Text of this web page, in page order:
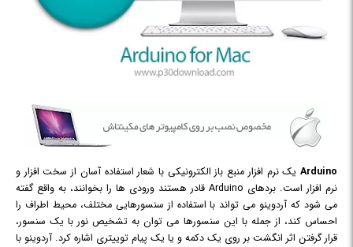
Arduino یک نرم افزار منبع باز الکترونیکی با شعار استفاده آسان از سخت افزار و
نرم افزار است. بردهای Arduino قادر هستند ورودی ها را بخوانند، به واقع گفته
می شود که آردوینو می تواند با استفاده از سنسورهایی مختلف، محیط اطراف را
احساس کند، از جمله با این سنسورها می توان به تشخیص نور با یک سنسور،
قرار گرفتن اثر انگشت بر روی یک دکمه و یا یک پیام توییتری اشاره کرد. آردوینو با